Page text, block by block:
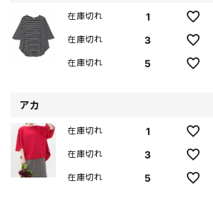
1
在庫切れ
3
在庫切れ
5
在庫切れ
アカ
1
在庫切れ
3
在庫切れ
5
在庫切れ